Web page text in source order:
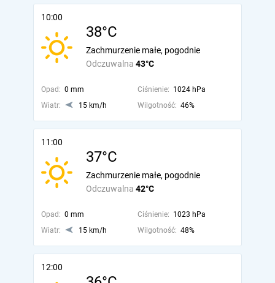
10:00
38°C
Odczuwalna 43°C
Zachmurzenie małe, pogodnie
Opad: 0 mm Ciśnienie: 1024 hPa
Wiatr:
15 km/h Wilgotność: 46%
11:00
37°C
Odczuwalna 42°C
Zachmurzenie małe, pogodnie
Opad: 0 mm Ciśnienie: 1023 hPa
Wiatr:
15 km/h Wilgotność: 48%
12:00